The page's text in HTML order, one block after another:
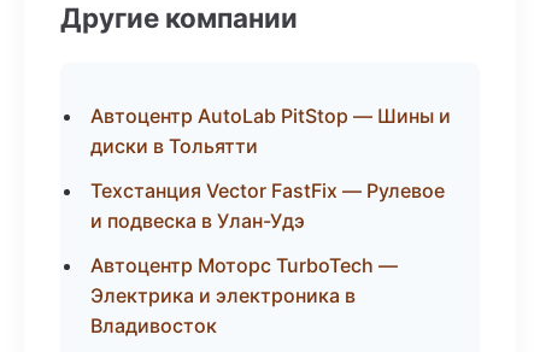
Другие компании
Автоцентр AutoLab PitStop — Шины и
диски в Тольятти
Техстанция Vector FastFix — Рулевое
и подвеска в Улан-Удэ
Автоцентр Моторс TurboTech —
Электрика и электроника в
Владивосток